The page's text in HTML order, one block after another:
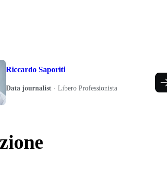
Riccardo Saporiti
Data journalist · Libero Professionista